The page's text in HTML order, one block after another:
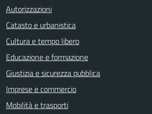
Autorizzazioni
Catasto e urbanistica
Cultura e tempo libero
Educazione e formazione
Giustizia e sicurezza pubblica
Imprese e commercio
Mobilità e trasporti